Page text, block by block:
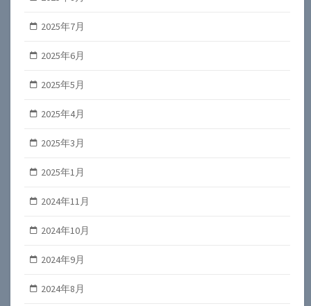
2025年7月
2025年6月
2025年5月
2025年4月
2025年3月
2025年1月
2024年11月
2024年10月
2024年9月
2024年8月